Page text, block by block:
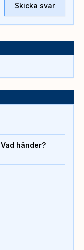
Skicka svar
händer?